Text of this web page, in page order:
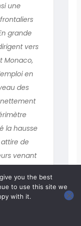
une
grande
vers
Monaco,
en
des
la hausse
attire de
venant
et
années
Au
you the best
to use this site we
with it.